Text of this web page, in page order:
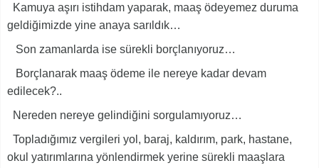
Kamuya aşırı istihdam yaparak, maaş ödeyemez duruma
geldiğimizde yine anaya sarıldık…
Son zamanlarda ise sürekli borçlanıyoruz…
Borçlanarak maaş ödeme ile nereye kadar devam
edilecek?..
Nereden nereye gelindiğini sorgulamıyoruz…
Topladığımız vergileri yol, baraj, kaldırım, park, hastane,
okul yatırımlarına yönlendirmek yerine sürekli maaşlara